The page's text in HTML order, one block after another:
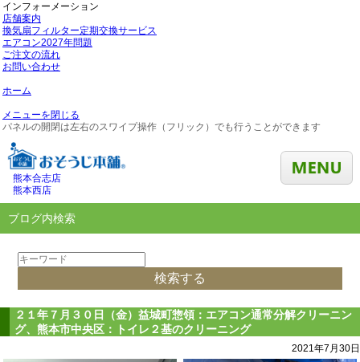
インフォーメーション
店舗案内
換気扇フィルター定期交換サービス
エアコン2027年問題
ご注文の流れ
お問い合わせ
ホーム
メニューを閉じる
パネルの開閉は左右のスワイプ操作（フリック）でも行うことができます
熊本合志店
熊本西店
ブログ内検索
２１年７月３０日（金）益城町惣領：エアコン通常分解クリーニン
グ、熊本市中央区：トイレ２基のクリーニング
2021年7月30日